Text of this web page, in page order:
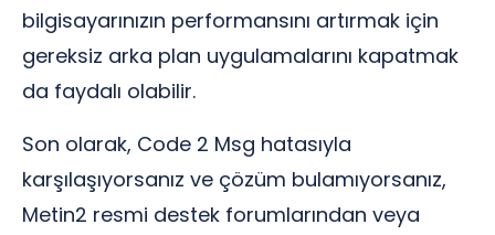
bilgisayarınızın performansını artırmak için
gereksiz arka plan uygulamalarını kapatmak
da faydalı olabilir.
Son olarak, Code 2 Msg hatasıyla
karşılaşıyorsanız ve çözüm bulamıyorsanız,
Metin2 resmi destek forumlarından veya